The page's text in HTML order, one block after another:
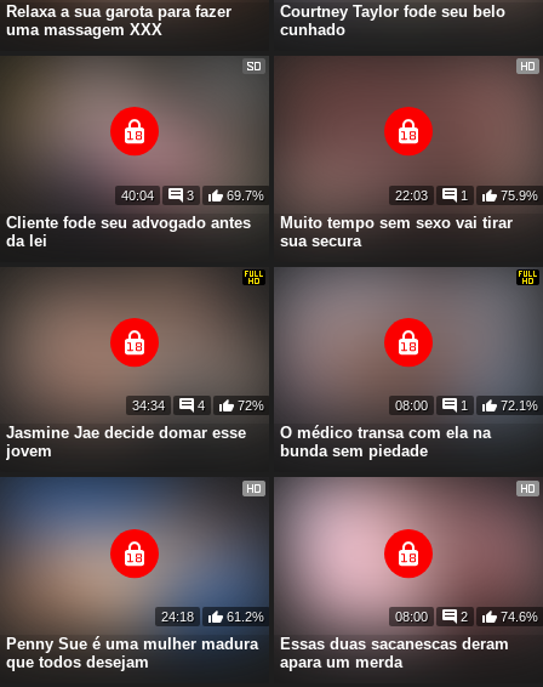
Relaxa a sua garota para fazer
uma massagem XXX
Courtney Taylor fode seu belo
cunhado
Cliente fode seu advogado antes
da lei
40:04 3 69.7%
Muito tempo sem sexo vai tirar
sua secura
22:03 1 75.9%
Jasmine Jae decide domar esse
jovem
34:34 4 72%
O médico transa com ela na
bunda sem piedade
08:00 1 72.1%
Penny Sue é uma mulher madura
que todos desejam
24:18 61.2%
Essas duas sacanescas deram
apara um merda
08:00 2 74.6%